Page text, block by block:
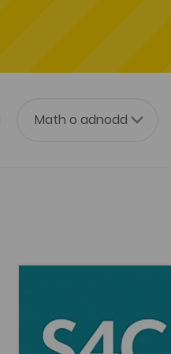
Her yr Hinsawdd
Her yr Hinsawdd
Tagiau